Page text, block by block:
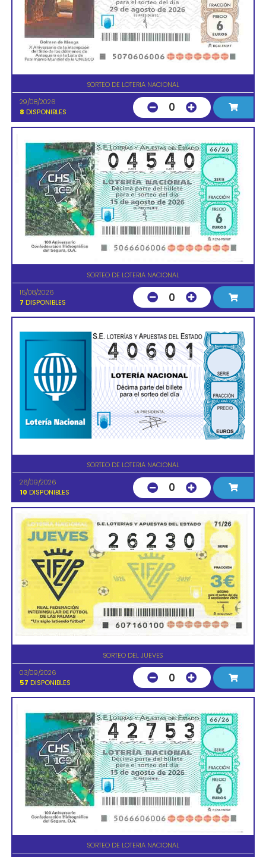
SORTEO DE LOTERIA NACIONAL
29/08/2026
8 DISPONIBLES 0
SORTEO DE LOTERIA NACIONAL
15/08/2026
7 DISPONIBLES 0
SORTEO DE LOTERIA NACIONAL
26/09/2026
10 DISPONIBLES 0
SORTEO DEL JUEVES
03/09/2026
57 DISPONIBLES 0
SORTEO DE LOTERIA NACIONAL